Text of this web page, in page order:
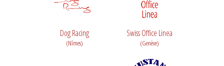
Dog Racing
(Nîmes)
Swiss Office Linea
(Genève)